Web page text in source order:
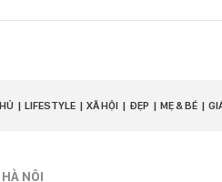
LIFESTYLE XÃ HỘI ĐẸP MẸ & BÉ
NỘI